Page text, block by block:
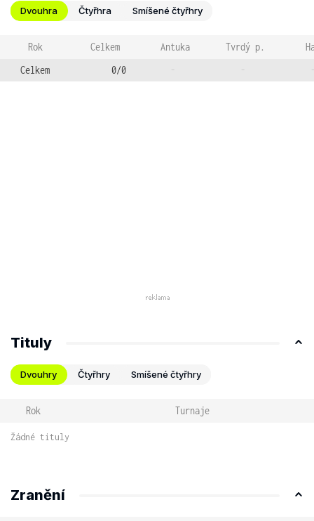
Dvouhra Čtyřhra Smíšené čtyřhry
Rok Celkem Antuka Tvrdý p.
Celkem
0/0 - -
Tituly
Dvouhry Čtyřhry Smíšené čtyřhry
Rok Turnaje
Žádné tituly
Zranění